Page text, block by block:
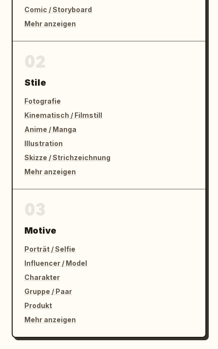
Comic / Storyboard
Mehr anzeigen
Stile
Fotografie
Kinematisch / Filmstill
Anime / Manga
Illustration
Skizze / Strichzeichnung
Mehr anzeigen
Motive
Porträt / Selfie
Influencer / Model
Charakter
Gruppe / Paar
Produkt
Mehr anzeigen